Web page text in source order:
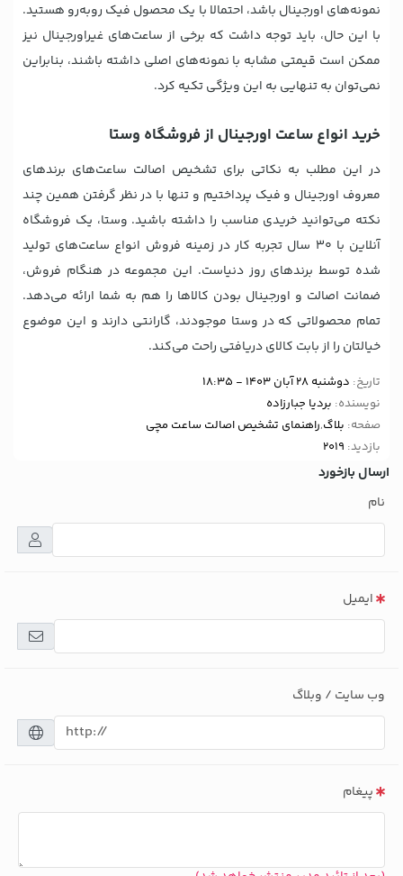
نمونه‌های اورجینال باشد، احتمالا با یک محصول فیک روبه‌رو هستید.
با این حال، باید توجه داشت که برخی از ساعت‌های غیراورجینال نیز
ممکن است قیمتی مشابه با نمونه‌های اصلی داشته باشند، بنابراین
نمی‌توان به‌ تنهایی به این ویژگی تکیه کرد.
خرید انواع ساعت اورجینال از فروشگاه وستا
در این مطلب به نکاتی برای تشخیص اصالت ساعت‌های برندهای
معروف اورجینال و فیک پرداختیم و تنها با در نظر گرفتن همین چند
نکته می‌توانید خریدی مناسب را داشته باشید. وستا، یک فروشگاه
آنلاین با 30 سال تجربه کار در زمینه فروش انواع ساعت‌های تولید
شده توسط برندهای روز دنیاست. این مجموعه در هنگام فروش،
ضمانت اصالت و اورجینال بودن کالاها را هم به شما ارائه می‌دهد.
تمام محصولاتی که در وستا موجودند، گارانتی دارند و این موضوع
خیالتان را از بابت کالای دریافتی راحت می‌کند.
تاریخ: دوشنبه 28 آبان 1403 - 18:35
نویسنده: بردیا جبارزاده
صفحه: بلاگ,راهنمای تشخیص اصالت ساعت مچی
بازدید: 2019
ارسال بازخورد
نام
ایمیل
وب سایت / وبلاگ
پیغام